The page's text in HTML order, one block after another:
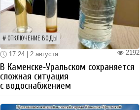
ОТКЛЮЧЕНИЕ ВОДЫ
2192
17:24 | 2 августа
В Каменске‑Уральском сохраняется
сложная ситуация
с водоснабжением